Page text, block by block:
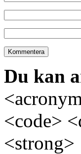
Du kan
<code>
<strong>